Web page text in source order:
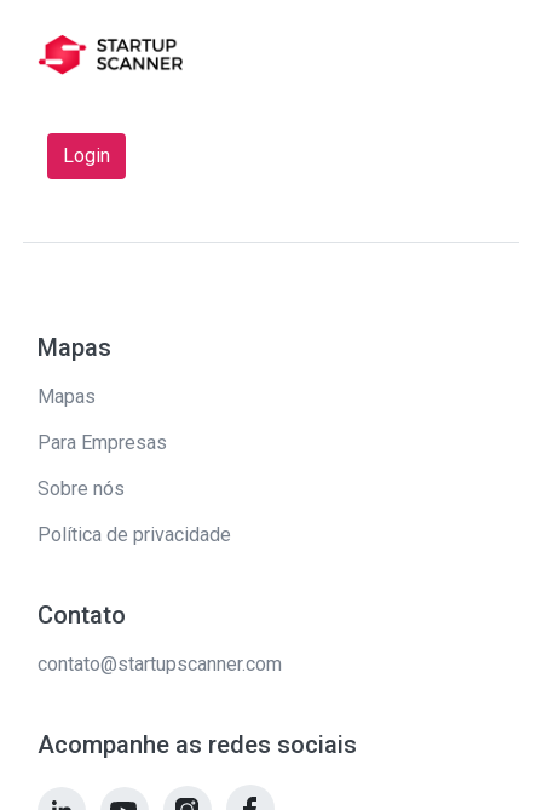
Login
Mapas
Mapas
Para Empresas
Sobre nós
Política de privacidade
Contato
contato@startupscanner.com
Acompanhe as redes sociais